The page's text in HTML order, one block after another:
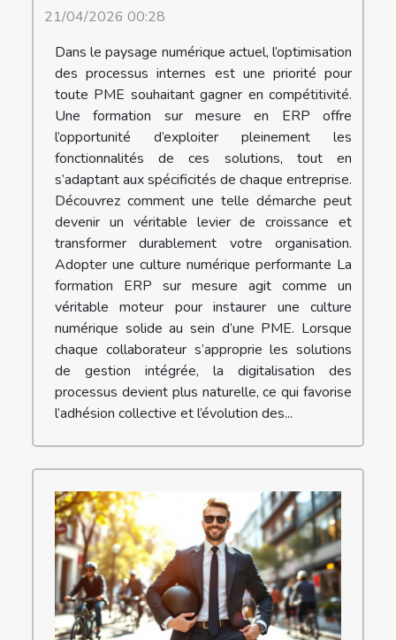
21/04/2026 00:28
Dans le paysage numérique actuel, l’optimisation
des processus internes est une priorité pour
toute PME souhaitant gagner en compétitivité.
Une formation sur mesure en ERP offre
l’opportunité d’exploiter pleinement les
fonctionnalités de ces solutions, tout en
s’adaptant aux spécificités de chaque entreprise.
Découvrez comment une telle démarche peut
devenir un véritable levier de croissance et
transformer durablement votre organisation.
Adopter une culture numérique performante La
formation ERP sur mesure agit comme un
véritable moteur pour instaurer une culture
numérique solide au sein d’une PME. Lorsque
chaque collaborateur s’approprie les solutions
de gestion intégrée, la digitalisation des
processus devient plus naturelle, ce qui favorise
l’adhésion collective et l’évolution des...